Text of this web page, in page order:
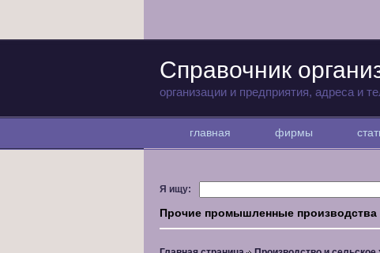
Справочник
организации и предприятия, адреса и
главная фирмы
Я ищу:
Прочие промышленные производства